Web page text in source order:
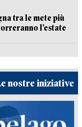
tra le mete più
l’estate
nostre iniziative